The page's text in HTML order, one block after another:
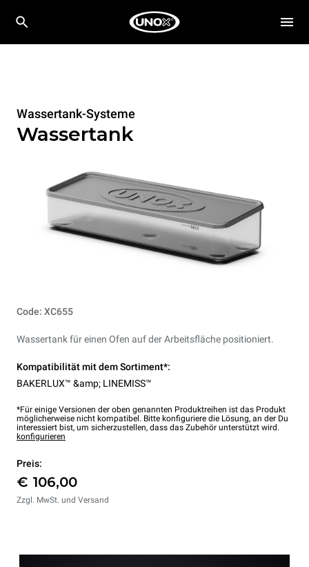
Wassertank-Systeme
Wassertank
Code: XC655
Wassertank für einen Ofen auf der Arbeitsfläche positioniert.
Kompatibilität mit dem Sortiment*:
BAKERLUX™ &amp; LINEMISS™
*Für einige Versionen der oben genannten Produktreihen ist das Produkt
möglicherweise nicht kompatibel. Bitte konfiguriere die Lösung, an der Du
interessiert bist, um sicherzustellen, dass das Zubehör unterstützt wird.
konfigurieren
Preis:
€ 106,00
Zzgl. MwSt. und Versand